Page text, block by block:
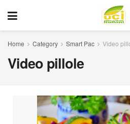
Home Category Smart Pac Video
Video pillole